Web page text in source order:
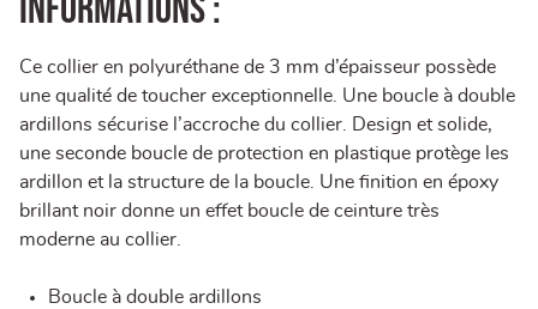
Informations :
Ce collier en polyuréthane de 3 mm d’épaisseur possède
une qualité de toucher exceptionnelle. Une boucle à double
ardillons sécurise l’accroche du collier. Design et solide,
une seconde boucle de protection en plastique protège les
ardillon et la structure de la boucle. Une finition en époxy
brillant noir donne un effet boucle de ceinture très
moderne au collier.
Boucle à double ardillons